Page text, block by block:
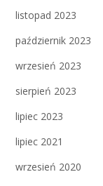
listopad 2023
październik 2023
wrzesień 2023
sierpień 2023
lipiec 2023
lipiec 2021
wrzesień 2020